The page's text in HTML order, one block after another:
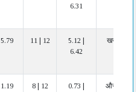
6.31
5.79 11 | 12
5.12 |
6.42
खराब
1.19 8 | 12
0.73 |
औसत